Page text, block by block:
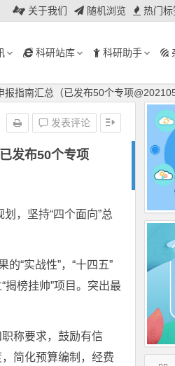
关于我们 随机浏览 热门标
科研站库 科研助手
指南汇总（已发布50个专项
发布50个专项
发表评论
，坚持“四个面向”总
“实战性”，“十四五”
榜挂帅”项目。突出最
称要求，鼓励有信
简化预算编制，经费